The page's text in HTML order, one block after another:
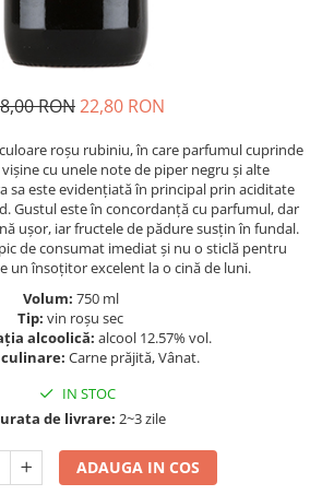
RON22,80 RON
roșu rubiniu, în care parfumul cuprinde
cu unele note de piper negru și alte
sa este evidențiată în principal prin aciditate
Gustul este în concordanță cu parfumul, dar
ușor, iar fructele de pădure susțin în fundal.
de consumat imediat și nu o sticlă pentru
un însoțitor excelent la o cină de luni.
Volum: 750 ml
Tip: vin roșu sec
alcoolică: alcool 12.57% vol.
Carne prăjită, Vânat.
IN STOC
de livrare: 2~3 zile
ADAUGA IN COS